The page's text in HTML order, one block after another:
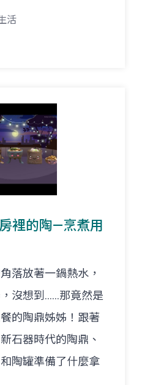
活
裡的陶—烹煮用
落放著一鍋熱水，
沒想到......那竟然是
的陶鼎姊姊！跟著
石器時代的陶鼎、
陶罐準備了什麼拿